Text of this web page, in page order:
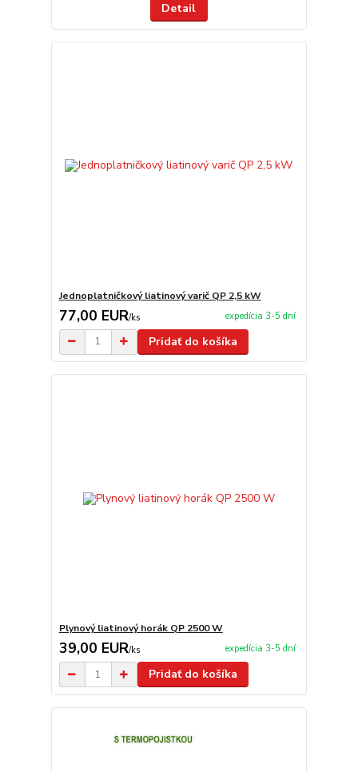
Detail
Jednoplatničkový liatinový varič QP 2,5 kW
77,00 EUR/ks expedícia 3-5 dní
Pridať do košíka
Plynový liatinový horák QP 2500 W
39,00 EUR/ks expedícia 3-5 dní
Pridať do košíka